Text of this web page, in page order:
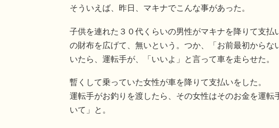
そういえば、昨日、マキナでこんな事があった。
子供を連れた３０代くらいの男性がマキナを降りて支
の財布を広げて、無いという。つか、「お前最初から
いたら、運転手が、「いいよ」と言って車を走らせた。
暫くして乗っていた女性が車を降りて支払いをした。
運転手がお釣りを渡したら、その女性はそのお金を運
いて」と。